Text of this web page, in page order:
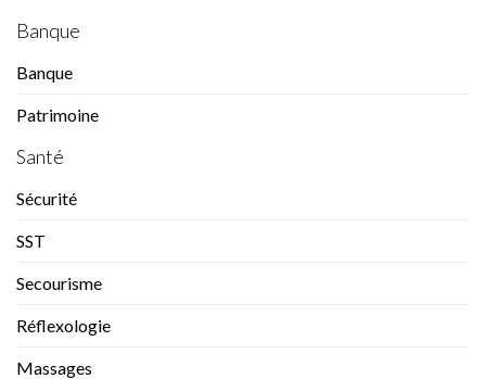
Banque
Banque
Patrimoine
Santé
Sécurité
SST
Secourisme
Réflexologie
Massages